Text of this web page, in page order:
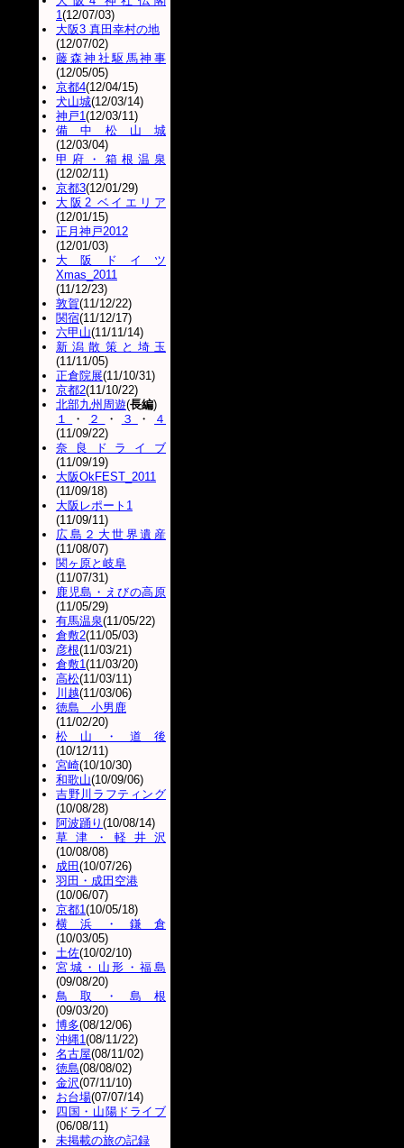
1(12/07/03)
大阪3 真田幸村の地
(12/07/02)
藤森神社駆馬神事
(12/05/05)
京都4(12/04/15)
犬山城(12/03/14)
神戸1(12/03/11)
備中松山城
(12/03/04)
甲府・箱根温泉
(12/02/11)
京都3(12/01/29)
大阪2 ベイエリア
(12/01/15)
正月神戸2012
(12/01/03)
大阪ドイツ
Xmas_2011
(11/12/23)
敦賀(11/12/22)
関宿(11/12/17)
六甲山(11/11/14)
新潟散策と埼玉
(11/11/05)
正倉院展(11/10/31)
京都2(11/10/22)
北部九州周遊(長編)
１
・ ２ ・ ３ ・
４
(11/09/22)
奈良ドライブ
(11/09/19)
大阪OkFEST_2011
(11/09/18)
大阪レポート1
(11/09/11)
広島２大世界遺産
(11/08/07)
関ヶ原と岐阜
(11/07/31)
鹿児島・えびの高原
(11/05/29)
有馬温泉(11/05/22)
倉敷2(11/05/03)
彦根(11/03/21)
倉敷1(11/03/20)
高松(11/03/11)
川越(11/03/06)
徳島 小男鹿
(11/02/20)
松山・道後
(10/12/11)
宮崎(10/10/30)
和歌山(10/09/06)
吉野川ラフティング
(10/08/28)
阿波踊り (10/08/14)
草津・軽井沢
(10/08/08)
成田 (10/07/26)
羽田・成田空港
(10/06/07)
京都1(10/05/18)
横浜・鎌倉
(10/03/05)
土佐(10/02/10)
宮城・山形・福島
(09/08/20)
鳥取・島根
(09/03/20)
博多(08/12/06)
沖縄1(08/11/22)
名古屋(08/11/02)
徳島(08/08/02)
金沢(07/11/10)
お台場(07/07/14)
四国・山陽ドライブ
(06/08/11)
未掲載の旅の記録